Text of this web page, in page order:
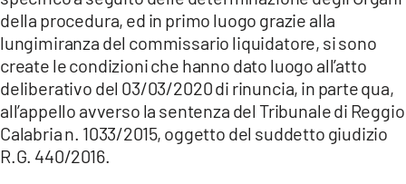
della procedura, ed in primo luogo grazie alla
lungimiranza del commissario liquidatore, si sono
create le condizioni che hanno dato luogo all’atto
deliberativo del 03/03/2020 di rinuncia, in parte qua,
all’appello avverso la sentenza del Tribunale di Reggio
Calabria n. 1033/2015, oggetto del suddetto giudizio
R.G. 440/2016.